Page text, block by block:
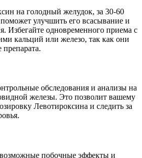
на голодный желудок, за 30-60
улучшить его всасывание и
Избегайте одновременного приема с
кальций или железо, так как они
препарата.
обследования и анализы на
железы. Это позволит вашему
Левотироксина и следить за
побочные эффекты и